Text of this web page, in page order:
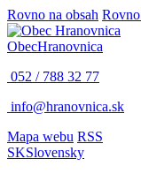
Rovno na obsah
ObecHranovnica
052 / 788 32 77
info@hranovnica.sk
Mapa webu RSS
SKSlovensky